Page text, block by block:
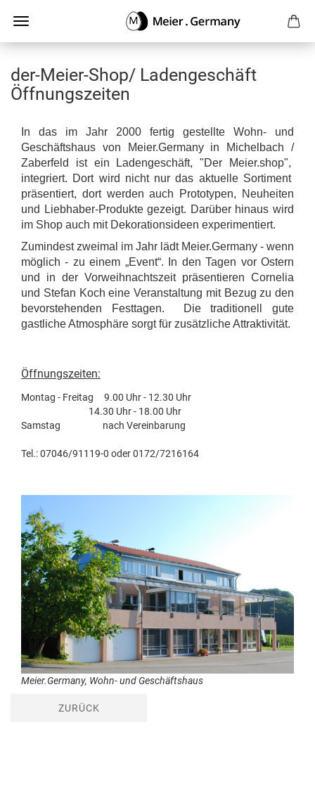
der-Meier-Shop/ Ladengeschäft
Öffnungszeiten
In das im Jahr 2000 fertig gestellte Wohn- und
Geschäftshaus von Meier.Germany in Michelbach /
Zaberfeld ist ein Ladengeschäft, "Der Meier.shop",
integriert. Dort wird nicht nur das aktuelle Sortiment
präsentiert, dort werden auch Prototypen, Neuheiten
und Liebhaber-Produkte gezeigt. Darüber hinaus wird
im Shop auch mit Dekorationsideen experimentiert.
Zumindest zweimal im Jahr lädt Meier.Germany - wenn
möglich - zu einem „Event“. In den Tagen vor Ostern
und in der Vorweihnachtszeit präsentieren Cornelia
und Stefan Koch eine Veranstaltung mit Bezug zu den
bevorstehenden Festtagen. Die traditionell gute
gastliche Atmosphäre sorgt für zusätzliche Attraktivität.
Öffnungszeiten:
Montag - Freitag 9.00 Uhr - 12.30 Uhr
14.30 Uhr - 18.00 Uhr
Samstag nach Vereinbarung
Tel.: 07046/91119-0 oder 0172/7216164
Meier.Germany, Wohn- und Geschäftshaus
ZURÜCK